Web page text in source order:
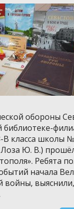
обороны
библиотеке-
В класса школы
Ю. В.)
Ребята
начала
войны,